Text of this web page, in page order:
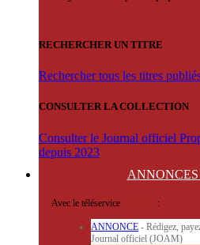
RECHERCHER UN TITRE
Rechercher tous les titres
CONSULTER LA COLLECTION
Consulter le Journal officiel
depuis 2023
ANNONCES
Avec le téléservice :
ANNONCE - Rédigez,
Journal officiel (JOAM)